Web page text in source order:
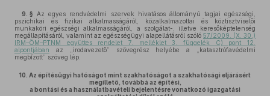
9. § Az egyes rendvédelmi szervek hivatásos állományú tagjai egészségi,
pszichikai és fizikai alkalmasságáról, közalkalmazottai és köztisztviselői
munkaköri egészségi alkalmasságáról, a szolgálat-, illetve keresőképtelenség
megállapításáról, valamint az egészségügyi alapellátásról szóló 57/2009. (X. 30.)
IRM–ÖM–PTNM együttes rendelet 7. melléklet 3. függelék C) pont 12.
alpontjában az „irodavezető” szövegrész helyébe a „katasztrófavédelmi
megbízott” szöveg lép.
10. Az építésügyi hatóságot mint szakhatóságot a szakhatósági eljárásért
megillető, továbbá az építési,
a bontási és a használatbavételi bejelentésre vonatkozó igazgatási